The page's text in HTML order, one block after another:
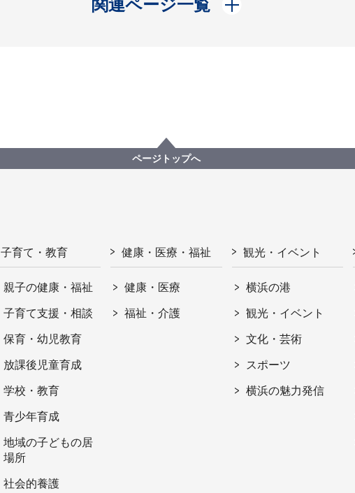
関連ページ一覧
ページトップへ
子育て・教育
親子の健康・福祉
子育て支援・相談
保育・幼児教育
放課後児童育成
学校・教育
青少年育成
地域の子どもの居
場所
社会的養護
健康・医療・福祉
健康・医療
福祉・介護
観光・イベント
横浜の港
観光・イベント
文化・芸術
スポーツ
横浜の魅力発信